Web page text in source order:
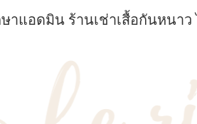
าแอดมิน ร้านเช่าเสื้อกันหนาว